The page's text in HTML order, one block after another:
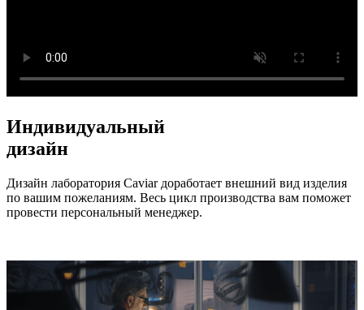
Индивидуальный
дизайн
Дизайн лаборатория Caviar доработает внешний вид изделия
по вашим пожеланиям. Весь цикл производства вам поможет
провести персональный менеджер.